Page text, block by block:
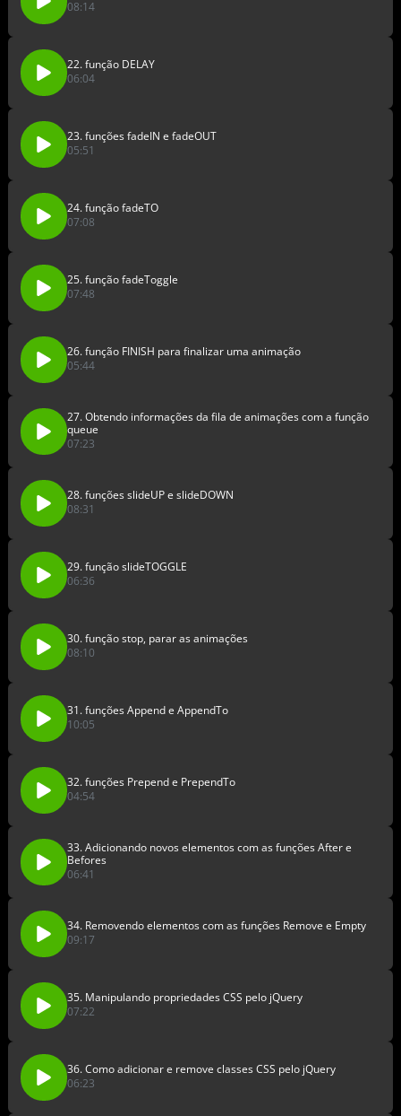
08:14
22. função DELAY
06:04
23. funções fadeIN e fadeOUT
05:51
24. função fadeTO
07:08
25. função fadeToggle
07:48
26. função FINISH para finalizar uma animação
05:44
27. Obtendo informações da fila de animações com a função
queue
07:23
28. funções slideUP e slideDOWN
08:31
29. função slideTOGGLE
06:36
30. função stop, parar as animações
08:10
31. funções Append e AppendTo
10:05
32. funções Prepend e PrependTo
04:54
33. Adicionando novos elementos com as funções After e
Befores
06:41
34. Removendo elementos com as funções Remove e Empty
09:17
35. Manipulando propriedades CSS pelo jQuery
07:22
36. Como adicionar e remove classes CSS pelo jQuery
06:23